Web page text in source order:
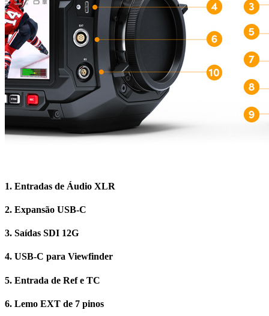
1. Entradas de Áudio XLR
2. Expansão USB-C
3. Saídas SDI 12G
4. USB-C para Viewfinder
5. Entrada de Ref e TC
6. Lemo EXT de 7 pinos